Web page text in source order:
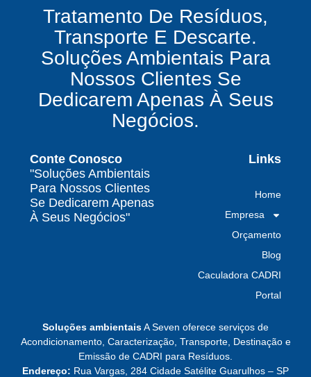
vê oportunidades bilionárias esperando para
serem exploradas.
O que uma empresa de gestão de resíduos
químicos precisa fazer para garantir segurança
e conformidade legal no Brasil
Como uma empresa de gestão de resíduos
contaminados protege o meio ambiente e
Por que contratar uma empresa de gestão de
resíduos classe I é fundamental para sua
indústria
Por que escolher uma empresa de
gerenciamento de resíduos especializada é
POSTAGENS
Baixa do MTR: por que o manifesto em aberto
Soluções ambientaisA Seven oferece serviços de
Acondicionamento, Caracterização, Transporte, Destinação e
Emissão de CADRI para Resíduos.
Endereço: Rua Vargas, 284 Cidade Satélite Guarulhos – SP
Tratamento De Resíduos,
Transporte E Descarte.
Soluções Ambientais Para
Nossos Clientes Se
Dedicarem Apenas À Seus
Negócios.
Conte Conosco
"Soluções Ambientais
Para Nossos Clientes
Se Dedicarem Apenas
À Seus Negócios"
Links
Home
Empresa
Orçamento
Blog
Caculadora CADRI
Portal